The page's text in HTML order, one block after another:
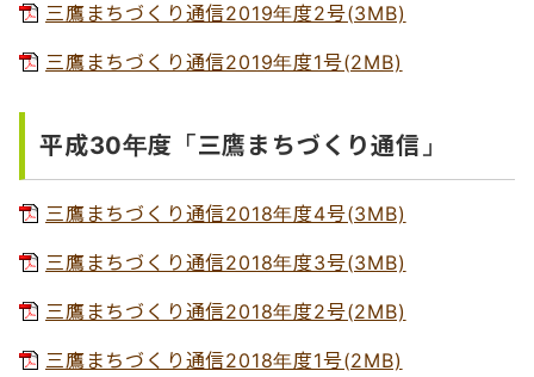
三鷹まちづくり通信2019年度2号(3MB)
三鷹まちづくり通信2019年度1号(2MB)
平成30年度「三鷹まちづくり通信」
三鷹まちづくり通信2018年度4号(3MB)
三鷹まちづくり通信2018年度3号(3MB)
三鷹まちづくり通信2018年度2号(2MB)
三鷹まちづくり通信2018年度1号(2MB)